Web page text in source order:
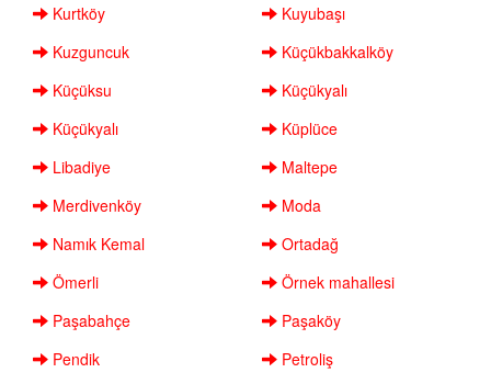
Kurtköy
Kuyubaşı
Kuzguncuk
Küçükbakkalköy
Küçüksu
Küçükyalı
Küçükyalı
Küplüce
Libadiye
Maltepe
Merdivenköy
Moda
Namık Kemal
Ortadağ
Ömerli
Örnek mahallesi
Paşabahçe
Paşaköy
Pendik
Petroliş